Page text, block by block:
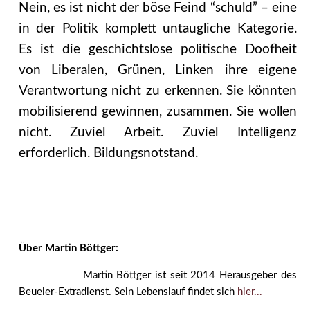
Nein, es ist nicht der böse Feind “schuld” – eine
in der Politik komplett untaugliche Kategorie.
Es ist die geschichtslose politische Doofheit
von Liberalen, Grünen, Linken ihre eigene
Verantwortung nicht zu erkennen. Sie könnten
mobilisierend gewinnen, zusammen. Sie wollen
nicht. Zuviel Arbeit. Zuviel Intelligenz
erforderlich. Bildungsnotstand.
Über Martin Böttger:
Martin Böttger ist seit 2014 Herausgeber des
Beueler-Extradienst. Sein Lebenslauf findet sich hier...